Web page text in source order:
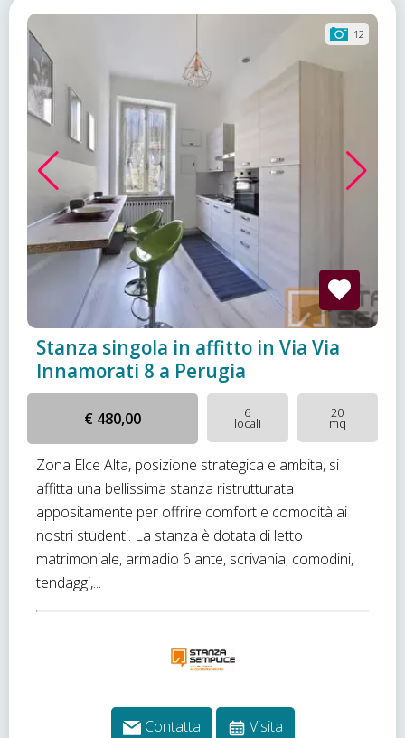
12
Stanza singola in affitto in Via Via
Innamorati 8 a Perugia
€ 480,00 6
locali
20
mq
Zona Elce Alta, posizione strategica e ambita, si
affitta una bellissima stanza ristrutturata
appositamente per offrire comfort e comodità ai
nostri studenti. La stanza è dotata di letto
matrimoniale, armadio 6 ante, scrivania, comodini,
tendaggi,...
Contatta Visita